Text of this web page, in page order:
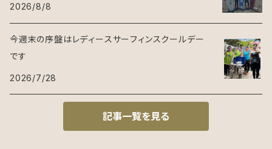
2026/8/8
今週末の序盤はレディースサーフィンスクールデー
です
2026/7/28
記事一覧を見る